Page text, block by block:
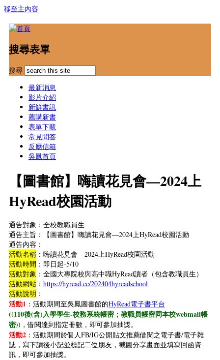
移至主內容
搜尋表單
搜尋
最新消息
影片介紹
新鮮書訊
薦購新書
表單下載
常見問答
反應信箱
吳鳳首頁
【圖書館】嗨讀花見會—2024上
HyRead校園活動
通告對象：全校教職員生
通告主旨：【圖書館】嗨讀花見會—2024上HyRead校園活動
通告內容：
活動名稱 ：嗨讀花見會—2024上HyRead校園活動
活動時間 ：即日起-5/10
活動對象 ：全國大專院校與高中職HyRead讀者（包含教職員生）
活動網站 ： https://hyread.cc/202404hyreadschool
活動說明 ：
活動1 ：活動期間至吳鳳圖書館的HyRead電子書平台
((110後(含)入學學生-校務系統帳密；教職員帳密同本校webmail帳
密)) ，借閱達到指定冊數，即可參加抽獎。
活動2 ：活動期間於個人FB/IG公開貼文推薦借閱之電子書/電子雜
誌，寫下讀後小記並標記二位朋友，截圖分享畫面並填寫回函資
訊，即可參加抽獎。